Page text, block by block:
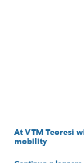
At VTM Teoresi
mobility